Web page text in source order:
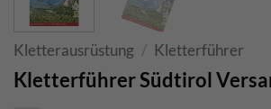
Kletterausrüstung / Kletterführer
Kletterführer Südtirol